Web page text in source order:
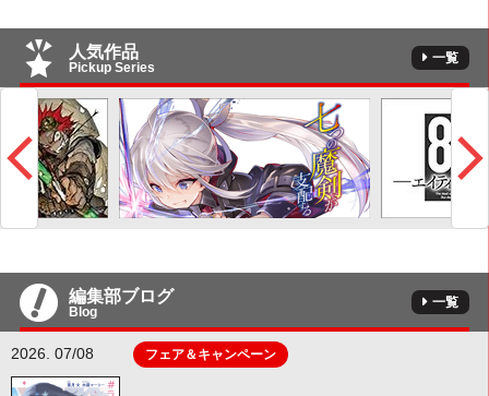
人気作品
Pickup Series
一覧
編集部ブログ
Blog
一覧
2026. 07/08 フェア＆キャンペーン